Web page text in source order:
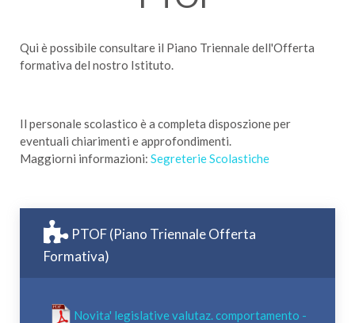
Qui è possibile consultare il Piano Triennale dell'Offerta
formativa del nostro Istituto.
Il personale scolastico è a completa disposzione per
eventuali chiarimenti e approfondimenti.
Maggiorni informazioni: Segreterie Scolastiche
PTOF (Piano Triennale Offerta
Formativa)
Novita' legislative valutaz. comportamento -